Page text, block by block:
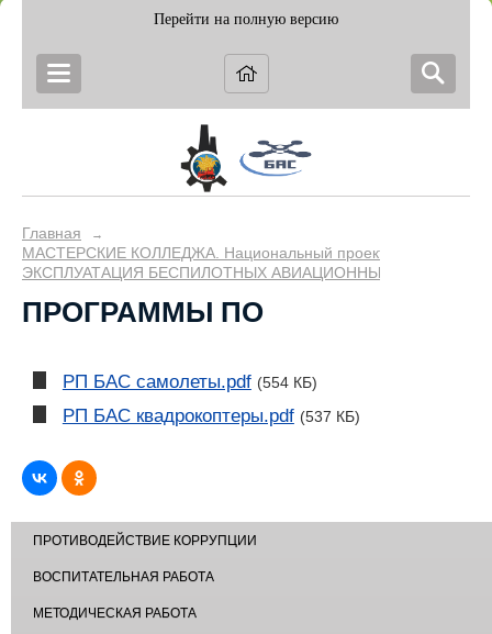
Перейти на полную версию
Главная →
МАСТЕРСКИЕ КОЛЛЕДЖА. Национальный проект
ЭКСПЛУАТАЦИЯ БЕСПИЛОТНЫХ АВИАЦИОННЫХ СИСТЕМ
ПРОГРАММЫ ПО
РП БАС самолеты.pdf (554 КБ)
РП БАС квадрокоптеры.pdf (537 КБ)
ПРОТИВОДЕЙСТВИЕ КОРРУПЦИИ
ВОСПИТАТЕЛЬНАЯ РАБОТА
МЕТОДИЧЕСКАЯ РАБОТА